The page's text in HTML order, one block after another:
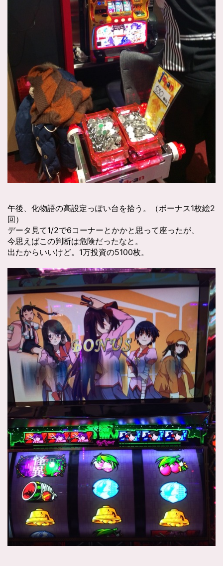
午後、化物語の高設定っぽい台を拾う。（ボーナス1枚絵2
回）
データ見て1/2で6コーナーとかかと思って座ったが、
今思えばこの判断は危険だったなと。
出たからいいけど。1万投資の5100枚。